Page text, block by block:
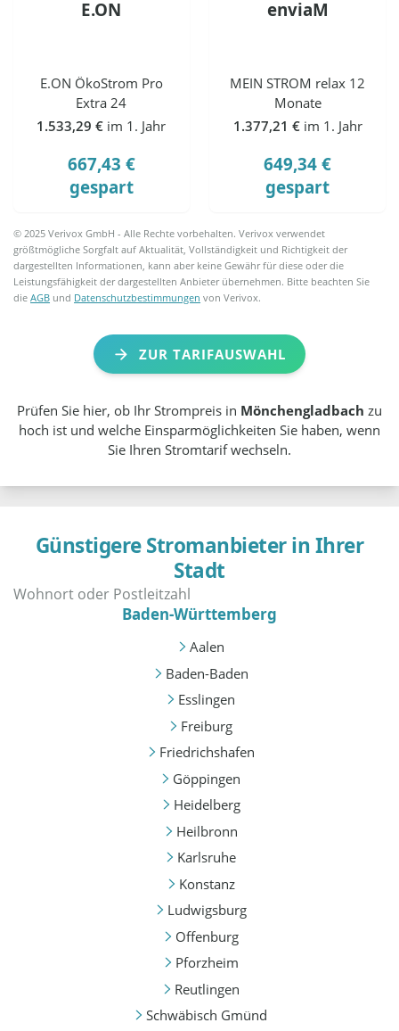
E.ON
E.ON ÖkoStrom Pro
Extra 24
1.533,29 € im 1. Jahr
667,43 €
gespart
enviaM
MEIN STROM relax 12
Monate
1.377,21 € im 1. Jahr
649,34 €
gespart
© 2025 Verivox GmbH - Alle Rechte vorbehalten. Verivox verwendet
größtmögliche Sorgfalt auf Aktualität, Vollständigkeit und Richtigkeit der
dargestellten Informationen, kann aber keine Gewähr für diese oder die
Leistungsfähigkeit der dargestellten Anbieter übernehmen. Bitte beachten Sie
dieAGB und Datenschutzbestimmungen von Verivox.
ZUR TARIFAUSWAHL
Prüfen Sie hier, ob Ihr Strompreis in Mönchengladbach zu
hoch ist und welche Einsparmöglichkeiten Sie haben, wenn
Sie Ihren Stromtarif wechseln.
Günstigere Stromanbieter in Ihrer
Stadt
Baden-Württemberg
Aalen
Baden-Baden
Esslingen
Freiburg
Friedrichshafen
Göppingen
Heidelberg
Heilbronn
Karlsruhe
Konstanz
Ludwigsburg
Offenburg
Pforzheim
Reutlingen
Schwäbisch Gmünd